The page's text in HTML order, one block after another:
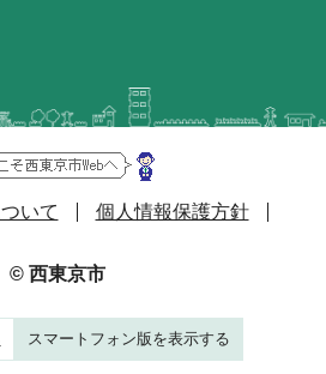
いて 個人情報保護方針
© 西東京市
スマートフォン版を表示する